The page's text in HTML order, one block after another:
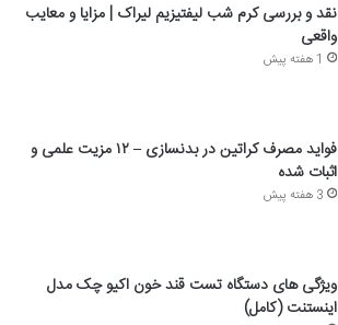
نقد و بررسی کرم شب لیفتیزیم لیراک | مزایا و معایب
واقعی
1 هفته پیش
فواید مصرف کراتین در بدنسازی – ۱۲ مزیت علمی و
اثبات شده
3 هفته پیش
ویژگی های دستگاه تست قند خون اکیو چک مدل
اینستنت (کامل)